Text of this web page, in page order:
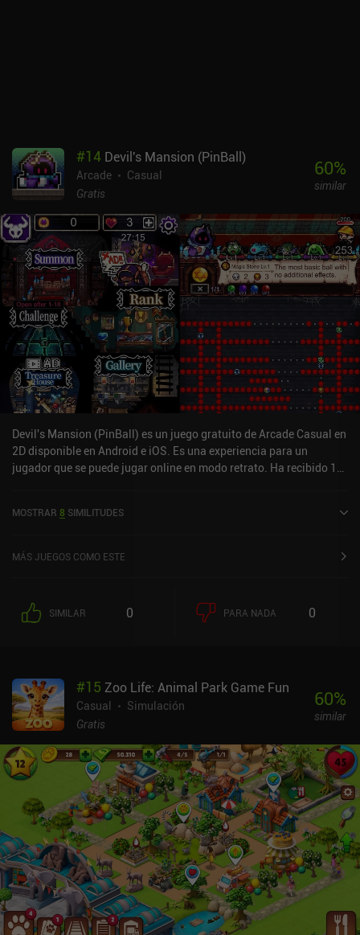
#14 Devil's Mansion (PinBall)
Arcade
Casual
Gratis
60%
similar
Devil's Mansion (PinBall) es un juego gratuito de Arcade Casual en
2D disponible en Android e iOS. Es una experiencia para un
jugador que se puede jugar online en modo retrato. Ha recibido 1
valoración actual de 2,7 sobre 5,0 en iOS App Store.
MOSTRAR 8 SIMILITUDES
MÁS JUEGOS COMO ESTE
SIMILAR 0 PARA NADA 0
#15 Zoo Life: Animal Park Game Fun
Casual
Simulación
Gratis
60%
similar